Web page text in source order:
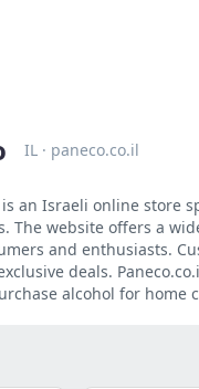
IL · paneco.co.il
is an Israeli online store
The website offers a
and enthusiasts.
deals.
alcohol for home